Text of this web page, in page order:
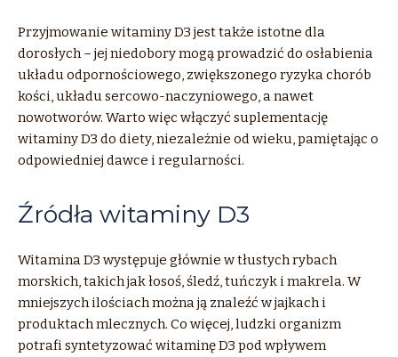
Przyjmowanie witaminy D3 jest także istotne dla
dorosłych – jej niedobory mogą prowadzić do osłabienia
układu odpornościowego, zwiększonego ryzyka chorób
kości, układu sercowo-naczyniowego, a nawet
nowotworów. Warto więc włączyć suplementację
witaminy D3 do diety, niezależnie od wieku, pamiętając o
odpowiedniej dawce i regularności.
Źródła witaminy D3
Witamina D3 występuje głównie w tłustych rybach
morskich, takich jak łosoś, śledź, tuńczyk i makrela. W
mniejszych ilościach można ją znaleźć w jajkach i
produktach mlecznych. Co więcej, ludzki organizm
potrafi syntetyzować witaminę D3 pod wpływem